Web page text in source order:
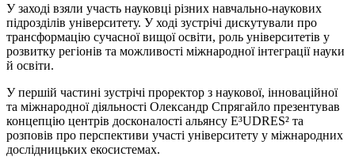
У заході взяли участь науковці різних навчально-наукових
підрозділів університету. У ході зустрічі дискутували про
трансформацію сучасної вищої освіти, роль університетів у
розвитку регіонів та можливості міжнародної інтеграції науки
й освіти.
У першій частині зустрічі проректор з наукової, інноваційної
та міжнародної діяльності Олександр Спрягайло презентував
концепцію центрів досконалості альянсу E³UDRES² та
розповів про перспективи участі університету у міжнародних
дослідницьких екосистемах.